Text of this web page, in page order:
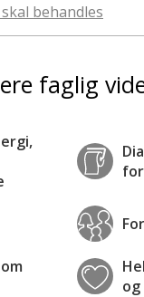
behandles
faglig